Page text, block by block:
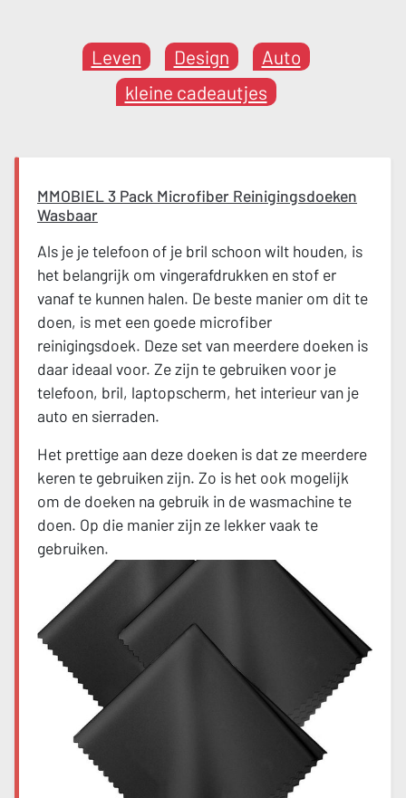
Leven Design
Auto
kleine cadeautjes
MMOBIEL 3 Pack Microfiber Reinigingsdoeken
Wasbaar
Als je je telefoon of je bril schoon wilt houden, is
het belangrijk om vingerafdrukken en stof er
vanaf te kunnen halen. De beste manier om dit te
doen, is met een goede microfiber
reinigingsdoek. Deze set van meerdere doeken is
daar ideaal voor. Ze zijn te gebruiken voor je
telefoon, bril, laptopscherm, het interieur van je
auto en sierraden.
Het prettige aan deze doeken is dat ze meerdere
keren te gebruiken zijn. Zo is het ook mogelijk
om de doeken na gebruik in de wasmachine te
doen. Op die manier zijn ze lekker vaak te
gebruiken.